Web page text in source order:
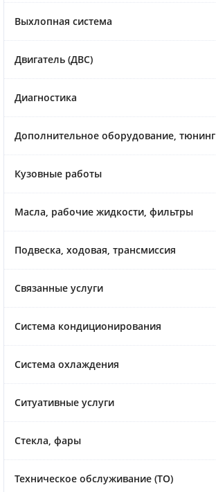
Выхлопная система
Двигатель (ДВС)
Диагностика
Дополнительное оборудование, тюнинг
Кузовные работы
Масла, рабочие жидкости, фильтры
Подвеска, ходовая, трансмиссия
Связанные услуги
Система кондиционирования
Система охлаждения
Ситуативные услуги
Стекла, фары
Техническое обслуживание (ТО)